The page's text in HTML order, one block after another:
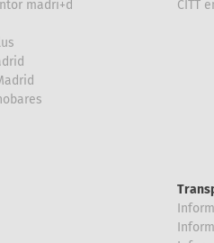
madri+d
CITT